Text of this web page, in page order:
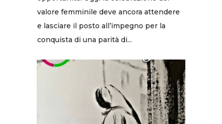
valore femminile deve ancora attendere
e lasciare il posto all’impegno per la
conquista di una parità di...